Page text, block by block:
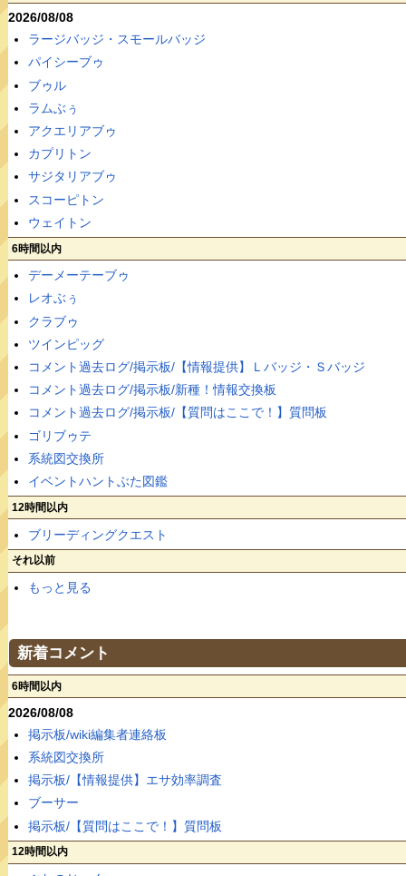
2026/08/08
ラージバッジ・スモールバッジ
パイシーブゥ
ブゥル
ラムぶぅ
アクエリアブゥ
カプリトン
サジタリアブゥ
スコーピトン
ウェイトン
6時間以内
デーメーテーブゥ
レオぶぅ
クラブゥ
ツインピッグ
コメント過去ログ/掲示板/【情報提供】Ｌバッジ・Ｓバッジ
コメント過去ログ/掲示板/新種！情報交換板
コメント過去ログ/掲示板/【質問はここで！】質問板
ゴリブゥテ
系統図交換所
イベントハントぶた図鑑
12時間以内
ブリーディングクエスト
それ以前
もっと見る
新着コメント
6時間以内
2026/08/08
掲示板/wiki編集者連絡板
系統図交換所
掲示板/【情報提供】エサ効率調査
ブーサー
掲示板/【質問はここで！】質問板
12時間以内